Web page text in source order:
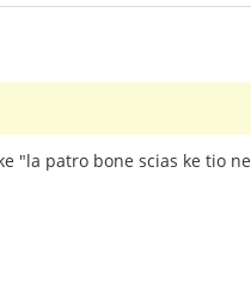
"la patro bone scias ke tio